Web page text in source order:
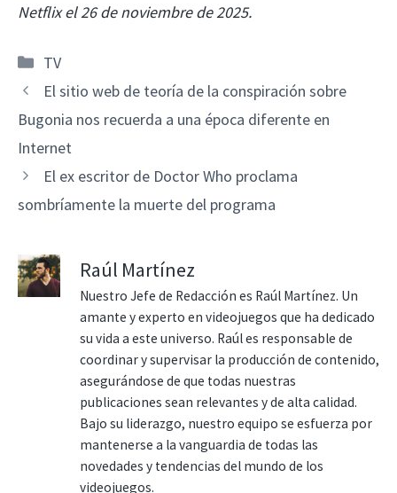
Netflix el 26 de noviembre de 2025.
Categorías
TV
El sitio web de teoría de la conspiración sobre
Bugonia nos recuerda a una época diferente en
Internet
El ex escritor de Doctor Who proclama
sombríamente la muerte del programa
Raúl Martínez
Nuestro Jefe de Redacción es Raúl Martínez. Un
amante y experto en videojuegos que ha dedicado
su vida a este universo. Raúl es responsable de
coordinar y supervisar la producción de contenido,
asegurándose de que todas nuestras
publicaciones sean relevantes y de alta calidad.
Bajo su liderazgo, nuestro equipo se esfuerza por
mantenerse a la vanguardia de todas las
novedades y tendencias del mundo de los
videojuegos.